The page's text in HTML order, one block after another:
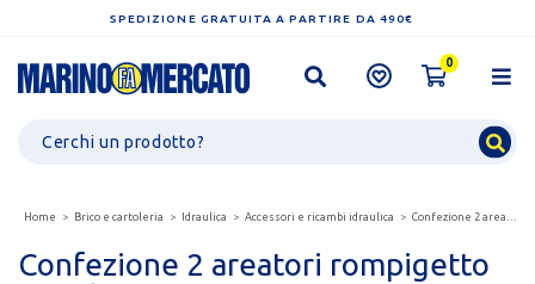
SPEDIZIONE GRATUITA A PARTIRE DA 490€
0
Home Brico e cartoleria Idraulica Accessori e ricambi idraulica Confezione 2 areatori rompigetto maschio
Confezione 2 areatori rompigetto